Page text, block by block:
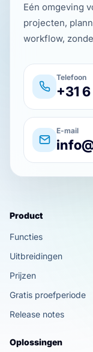
Eén omgeving
projecten,
workflow,
Telefoon
+31
E-mail
Product
Functies
Uitbreidingen
Prijzen
Gratis proefperiode
Release notes
Oplossingen